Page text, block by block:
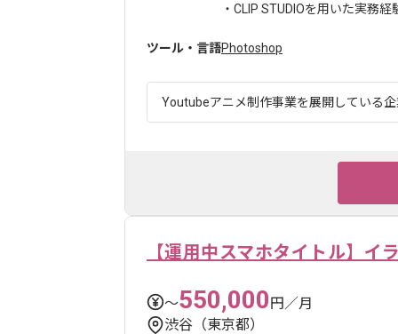
・CLIP STUDIOを用いた実務経
ツール・言語Photoshop
Youtubeアニメ制作事業を展開している
【運用中スマホタイトル】イ
〜550,000円／月
渋谷（東京都）